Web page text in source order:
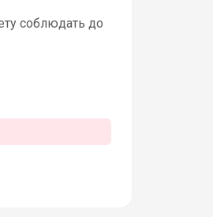
соблюдать до